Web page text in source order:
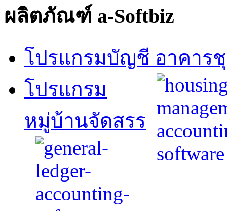
ผลิตภัณฑ์ a-Softbiz
โปรแกรมบัญชี อาคาร
โปรแกรม
หมู่บ้านจัดสรร